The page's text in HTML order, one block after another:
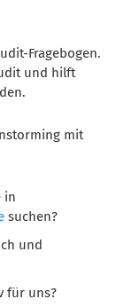
Fragebogen.
und hilft
mit
in
suchen?
und
für uns?